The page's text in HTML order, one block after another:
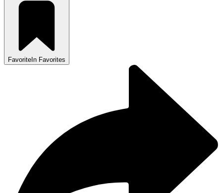
Favorite In Favorites